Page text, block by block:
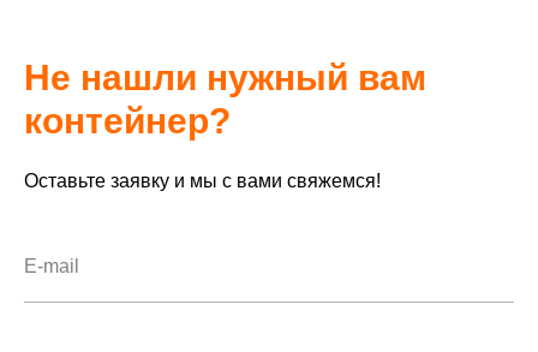
Не нашли нужный вам
контейнер?
Оставьте заявку и мы с вами свяжемся!